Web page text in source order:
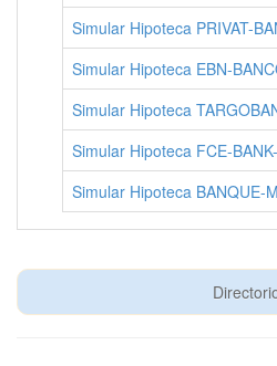
Simular Hipoteca PRIVAT-
Simular Hipoteca EBN-
Simular Hipoteca
Simular Hipoteca FCE-
Simular Hipoteca BANQUE-